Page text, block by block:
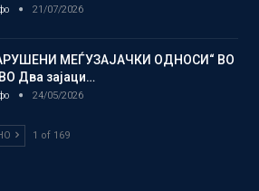
21/07/2026
МЕЃУЗАЈАЧКИ ОДНОСИ“ ВО
Два зајаци…
24/05/2026
1 of 169